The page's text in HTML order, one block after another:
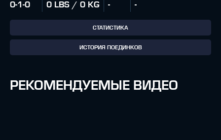
0-1-0 0 LBS / 0 KG - -
СТАТИСТИКА
ИСТОРИЯ ПОЕДИНКОВ
РЕКОМЕНДУЕМЫЕ ВИДЕО